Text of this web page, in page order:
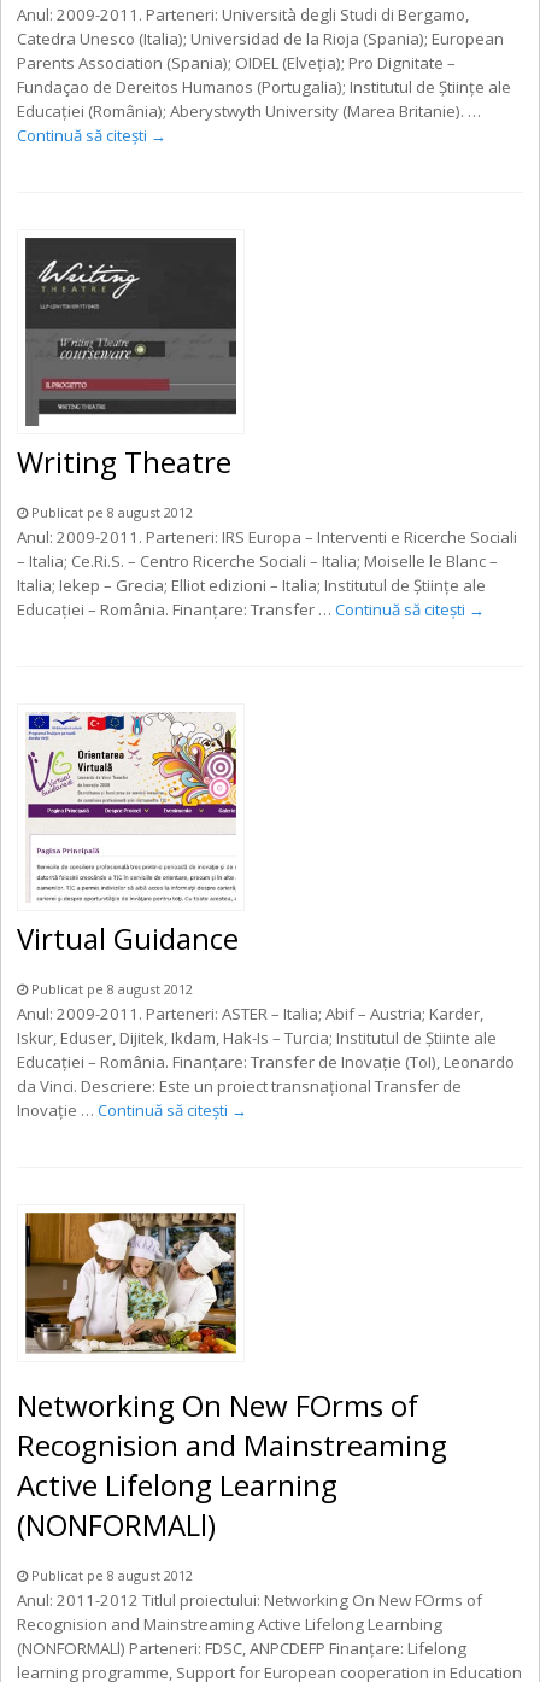
Anul: 2009-2011. Parteneri: Università degli Studi di Bergamo,
Catedra Unesco (Italia); Universidad de la Rioja (Spania); European
Parents Association (Spania); OIDEL (Elveţia); Pro Dignitate –
Fundaçao de Dereitos Humanos (Portugalia); Institutul de Ştiinţe ale
Educaţiei (România); Aberystwyth University (Marea Britanie). …
Continuă să citești →
Writing Theatre
Publicat pe 8 august 2012
Anul: 2009-2011. Parteneri: IRS Europa – Interventi e Ricerche Sociali
– Italia; Ce.Ri.S. – Centro Ricerche Sociali – Italia; Moiselle le Blanc –
Italia; Iekep – Grecia; Elliot edizioni – Italia; Institutul de Ştiinţe ale
Educaţiei – România. Finanţare: Transfer …Continuă să citești →
Virtual Guidance
Publicat pe 8 august 2012
Anul: 2009-2011. Parteneri: ASTER – Italia; Abif – Austria; Karder,
Iskur, Eduser, Dijitek, Ikdam, Hak-Is – Turcia; Institutul de Știinte ale
Educației – România. Finanţare: Transfer de Inovaţie (ToI), Leonardo
da Vinci. Descriere: Este un proiect transnaţional Transfer de
Inovaţie …Continuă să citești →
Networking On New FOrms of
Recognision and Mainstreaming
Active Lifelong Learning
(NONFORMALl)
Publicat pe 8 august 2012
Anul: 2011-2012 Titlul proiectului: Networking On New FOrms of
Recognision and Mainstreaming Active Lifelong Learnbing
(NONFORMALl) Parteneri: FDSC, ANPCDEFP Finanţare: Lifelong
learning programme, Support for European cooperation in Education